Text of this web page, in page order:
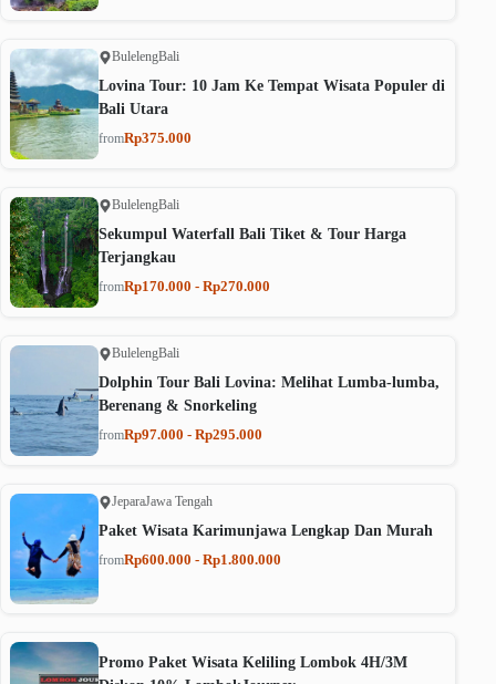
BulelengBali
Lovina Tour: 10 Jam Ke Tempat Wisata Populer di
Bali Utara
fromRp375.000
BulelengBali
Sekumpul Waterfall Bali Tiket & Tour Harga
Terjangkau
fromRp170.000 - Rp270.000
BulelengBali
Dolphin Tour Bali Lovina: Melihat Lumba-lumba,
Berenang & Snorkeling
fromRp97.000 - Rp295.000
JeparaJawa Tengah
Paket Wisata Karimunjawa Lengkap Dan Murah
fromRp600.000 - Rp1.800.000
Promo Paket Wisata Keliling Lombok 4H/3M